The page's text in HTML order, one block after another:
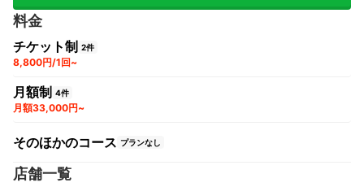
料金
チケット制 2件
8,800円/1回~
月額制 4件
月額33,000円~
そのほかのコース プランなし
店舗一覧